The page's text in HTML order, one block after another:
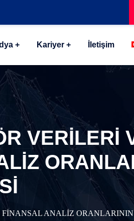
Kariyer İletişim
VERİLERİ
ANALİZ